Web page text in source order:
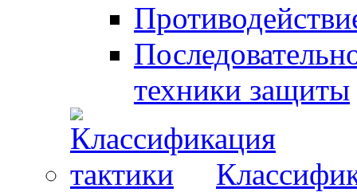
техники защиты